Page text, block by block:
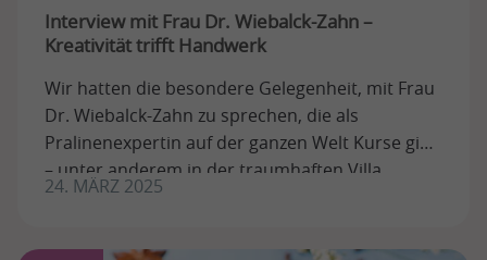
Interview mit Frau Dr. Wiebalck-Zahn –
Kreativität trifft Handwerk
Wir hatten die besondere Gelegenheit, mit Frau
Dr. Wiebalck-Zahn zu sprechen, die als
Pralinenexpertin auf der ganzen Welt Kurse gibt
– unter anderem in der traumhaften Villa ...
24. MÄRZ 2025